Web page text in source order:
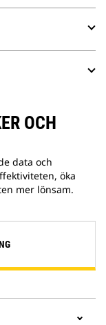
OCH
data och
öka
mer lönsam.